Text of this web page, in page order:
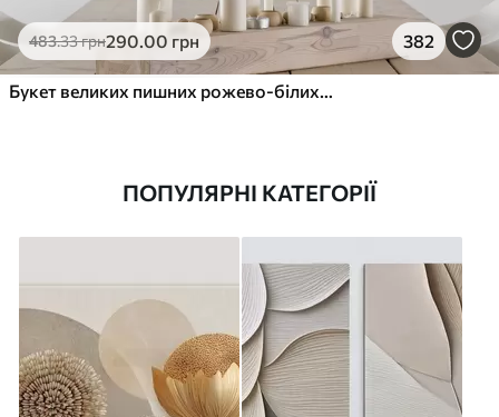
483.33грн290.00 грн 382
Букет великих пишних рожево-білих квітів півонії із зеленим листям на м’якому розмитому фоні
ПОПУЛЯРНІ КАТЕГОРІЇ